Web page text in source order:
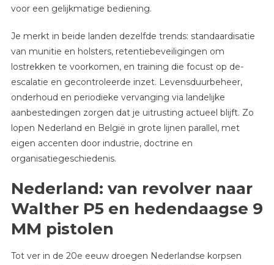
voor een gelijkmatige bediening.
Je merkt in beide landen dezelfde trends: standaardisatie
van munitie en holsters, retentiebeveiligingen om
lostrekken te voorkomen, en training die focust op de-
escalatie en gecontroleerde inzet. Levensduurbeheer,
onderhoud en periodieke vervanging via landelijke
aanbestedingen zorgen dat je uitrusting actueel blijft. Zo
lopen Nederland en België in grote lijnen parallel, met
eigen accenten door industrie, doctrine en
organisatiegeschiedenis.
Nederland: van revolver naar
Walther P5 en hedendaagse 9
MM pistolen
Tot ver in de 20e eeuw droegen Nederlandse korpsen